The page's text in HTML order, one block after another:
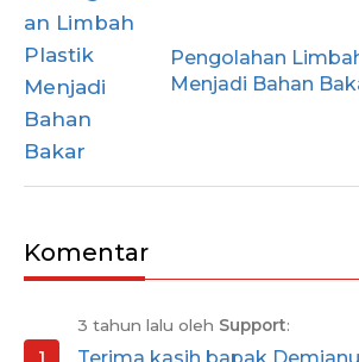
Pengolahan
Menjadi Bahan
Komentar
3 tahun lalu oleh Support: